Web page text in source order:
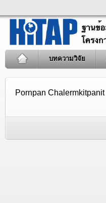
บทความวิจัย
Pornpan Chalermkitpanit